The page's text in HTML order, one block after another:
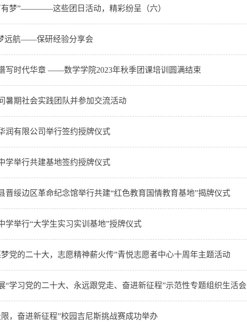
有梦”————这些团日活动，精彩纷呈（六）
远航——保研经验分享会
写时代华章 ——数学学院2023年秋季团课培训圆满结束
暑期社会实践团队并参加交流活动
润有限公司举行签约授牌仪式
学举行共建基地签约授牌仪式
晋绥边区革命纪念馆举行共建“红色教育国情教育基地”揭牌仪式
学举行“大学生实习实训基地”授牌仪式
党的二十大，志愿精神薪火传”青悦志愿者中心十周年主题活动
“学习党的二十大、永远跟党走、奋进新征程”示范性专题组织生活会
限，奋进新征程”校园吉尼斯挑战赛成功举办